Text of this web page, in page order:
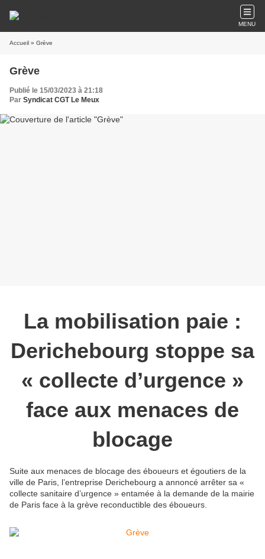
MENU
Accueil » Grève
Grève
Publié le 15/03/2023 à 21:18
Par Syndicat CGT Le Meux
La mobilisation paie :
Derichebourg stoppe sa
« collecte d’urgence »
face aux menaces de
blocage
Suite aux menaces de blocage des éboueurs et égoutiers de la
ville de Paris, l’entreprise Derichebourg a annoncé arrêter sa «
collecte sanitaire d’urgence » entamée à la demande de la mairie
de Paris face à la grève reconductible des éboueurs.